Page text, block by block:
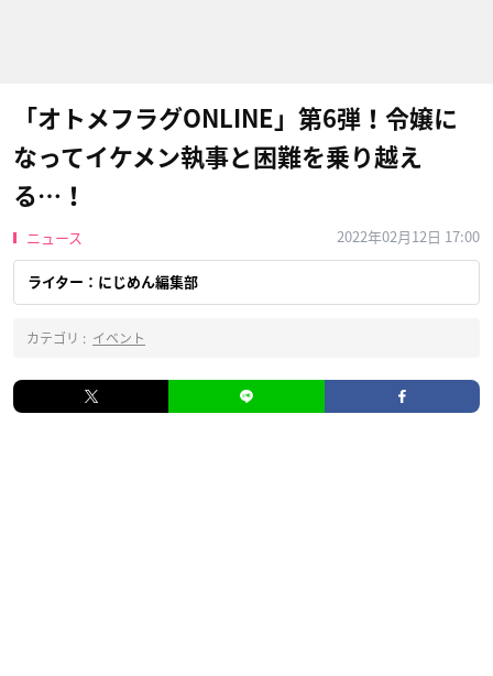
「オトメフラグONLINE」第6弾！令嬢に
なってイケメン執事と困難を乗り越え
る…！
ニュース 2022年02月12日 17:00
ライター：にじめん編集部
カテゴリ : イベント